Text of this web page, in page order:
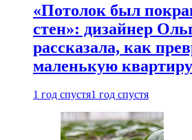
«Потолок был
стен»: дизайнер
рассказала, как
маленькую
1 год спустя1 год спустя